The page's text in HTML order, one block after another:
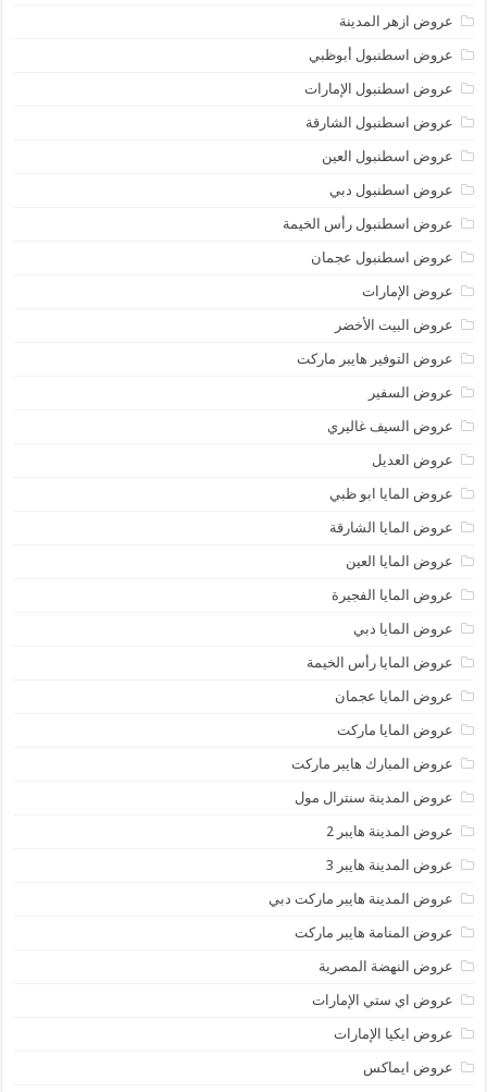
عروض ازهر المدينة
عروض اسطنبول أبوظبي
عروض اسطنبول الإمارات
عروض اسطنبول الشارقة
عروض اسطنبول العين
عروض اسطنبول دبي
عروض اسطنبول رأس الخيمة
عروض اسطنبول عجمان
عروض الإمارات
عروض البيت الأخضر
عروض التوفير هايبر ماركت
عروض السفير
عروض السيف غاليري
عروض العديل
عروض المايا ابو ظبي
عروض المايا الشارقة
عروض المايا العين
عروض المايا الفجيرة
عروض المايا دبي
عروض المايا رأس الخيمة
عروض المايا عجمان
عروض المايا ماركت
عروض المبارك هايبر ماركت
عروض المدينة سنترال مول
عروض المدينة هايبر 2
عروض المدينة هايبر 3
عروض المدينة هايبر ماركت دبي
عروض المنامة هايبر ماركت
عروض النهضة المصرية
عروض اي ستي الإمارات
عروض ايكيا الإمارات
عروض ايماكس